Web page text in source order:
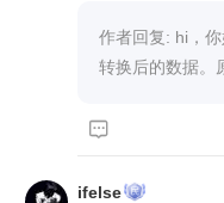
作者回复: hi，
转换后的数据。

ifelse